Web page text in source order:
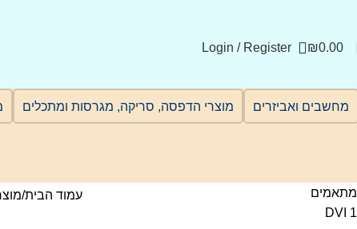
₪0.00
Login / Register
מחשבים ואביזרים מוצרי הדפסה, סריקה, מגרסות ומתכלים
מתאמים
DVI 1
עמוד הבית